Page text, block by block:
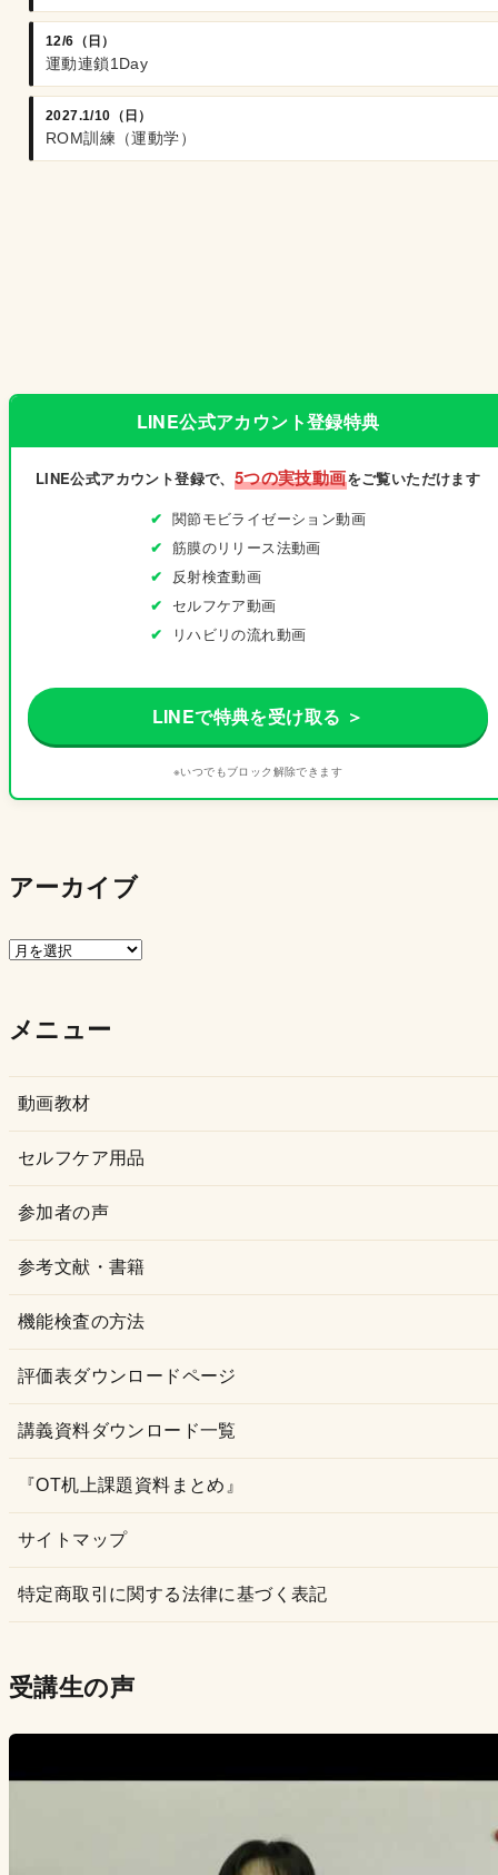
12/6（日）
運動連鎖1Day
2027.1/10（日）
ROM訓練（運動学）
LINE公式アカウント登録特典
LINE公式アカウント登録で、 5つの実技動画をご覧いただけます
関節モビライゼーション動画
筋膜のリリース法動画
反射検査動画
セルフケア動画
リハビリの流れ動画
LINEで特典を受け取る ＞
※いつでもブロック解除できます
アーカイブ
ア
イ
メニュー
動画教材
セルフケア用品
参加者の声
参考文献・書籍
機能検査の方法
評価表ダウンロードページ
講義資料ダウンロード一覧
『OT机上課題資料まとめ』
サイトマップ
特定商取引に関する法律に基づく表記
受講生の声